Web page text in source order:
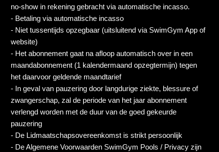
no-show in rekening gebracht via automatische incasso.
- Betaling via automatische incasso
- Niet tussentijds opzegbaar (uitsluitend via SwimGym App of
website)
- Het abonnement gaat na afloop automatisch over in een
maandabonnement (1 kalendermaand opzegtermijn) tegen
het daarvoor geldende maandtarief
- In geval van pauzering door langdurige ziekte, blessure of
zwangerschap, zal de periode van het jaar abonnement
verlengd worden met de duur van de goed gekeurde
pauzering
- De Lidmaatschapsovereenkomst is strikt persoonlijk
- De Algemene Voorwaarden SwimGym Pools / Privacy zijn